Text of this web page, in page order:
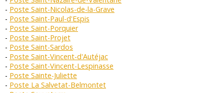
Poste Saint-Nicolas-de-la-Grave
Poste Saint-Paul-d'Espis
Poste Saint-Porquier
Poste Saint-Projet
Poste Saint-Sardos
Poste Saint-Vincent-d'Autéjac
Poste Saint-Vincent-Lespinasse
Poste Sainte-Juliette
Poste La Salvetat-Belmontet